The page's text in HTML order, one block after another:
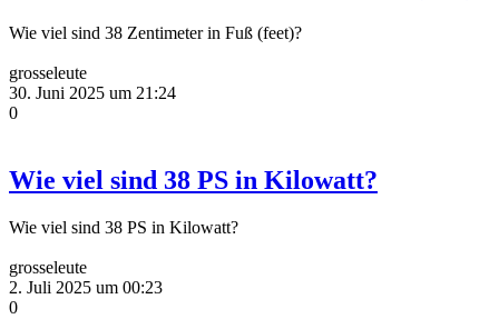
Wie viel sind 38 Zentimeter in Fuß (feet)?
grosseleute
30. Juni 2025 um 21:24
0
Wie viel sind 38 PS in Kilowatt?
Wie viel sind 38 PS in Kilowatt?
grosseleute
2. Juli 2025 um 00:23
0